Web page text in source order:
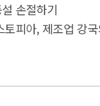
손절하기
피아, 제조업 강